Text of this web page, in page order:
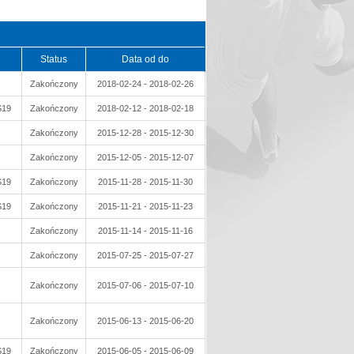
Status Data od do
Zakończony 2018-02-24 - 2018-02-26
Zakończony 2018-02-12 - 2018-02-18
Zakończony 2015-12-28 - 2015-12-30
Zakończony 2015-12-05 - 2015-12-07
Zakończony 2015-11-28 - 2015-11-30
Zakończony 2015-11-21 - 2015-11-23
Zakończony 2015-11-14 - 2015-11-16
Zakończony 2015-07-25 - 2015-07-27
Zakończony 2015-07-06 - 2015-07-10
Zakończony 2015-06-13 - 2015-06-20
Zakończony 2015-06-05 - 2015-06-09